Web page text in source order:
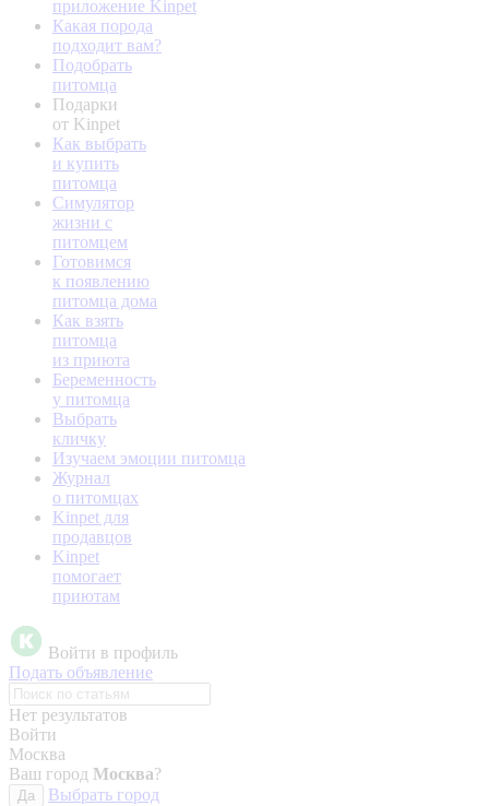
приложение Kinpet
Какая порода
подходит вам?
Подобрать
питомца
Подарки
от Kinpet
Как выбрать
и купить
питомца
Симулятор
жизни с
питомцем
Готовимся
к появлению
питомца дома
Как взять
питомца
из приюта
Беременность
у питомца
Выбрать
кличку
Изучаем эмоции питомца
Журнал
о питомцах
Kinpet для
продавцов
Kinpet
помогает
приютам
Войти в профиль
Подать объявление
Нет результатов
Войти
Москва
Ваш город Москва?
Да
Выбрать город